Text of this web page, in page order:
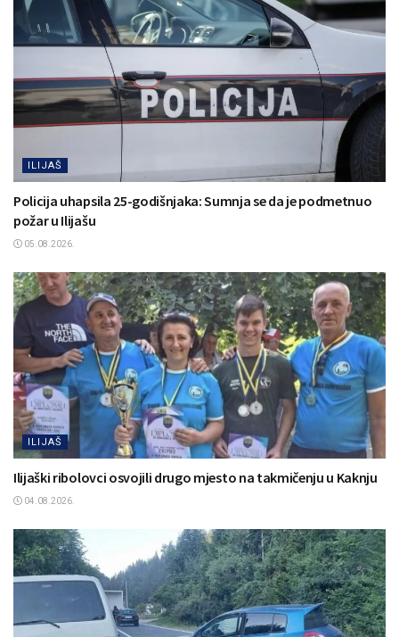
ILIJAŠ
Policija uhapsila 25-godišnjaka: Sumnja se da je podmetnuo
požar u Ilijašu
05.08.2026.
ILIJAŠ
Ilijaški ribolovci osvojili drugo mjesto na takmičenju u Kaknju
04.08.2026.